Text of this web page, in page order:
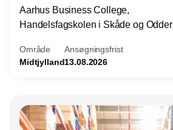
Aarhus Business College,
Handelsfagskolen i Skåde og Odder
Område
Midtjylland
Ansøgningsfrist
13.08.2026
Annonce